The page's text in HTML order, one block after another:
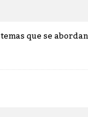
que se abordan